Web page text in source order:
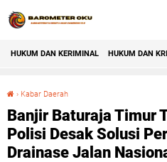
HUKUM DAN KERIMINAL HUKUM DAN
› Kabar Daerah
Banjir Baturaja Timur
Polisi Desak Solusi
Drainase Jalan